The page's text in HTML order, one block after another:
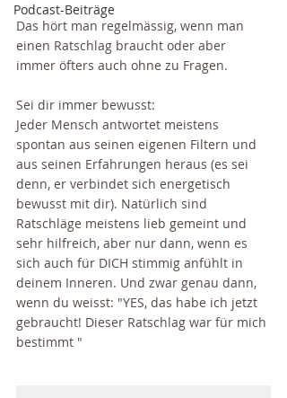
Podcast-Beiträge
Das hört man regelmässig, wenn man
einen Ratschlag braucht oder aber
immer öfters auch ohne zu Fragen.
Sei dir immer bewusst:
Jeder Mensch antwortet meistens
spontan aus seinen eigenen Filtern und
aus seinen Erfahrungen heraus (es sei
denn, er verbindet sich energetisch
bewusst mit dir). Natürlich sind
Ratschläge meistens lieb gemeint und
sehr hilfreich, aber nur dann, wenn es
sich auch für DICH stimmig anfühlt in
deinem Inneren. Und zwar genau dann,
wenn du weisst: "YES, das habe ich jetzt
gebraucht! Dieser Ratschlag war für mich
bestimmt "